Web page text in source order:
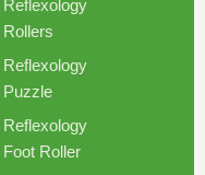
Reflexology
Rollers
Reflexology
Puzzle
Reflexology
Foot Roller